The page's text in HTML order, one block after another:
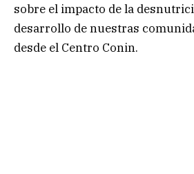
sobre el impacto de la
desarrollo de nuestras
desde el Centro Conin.